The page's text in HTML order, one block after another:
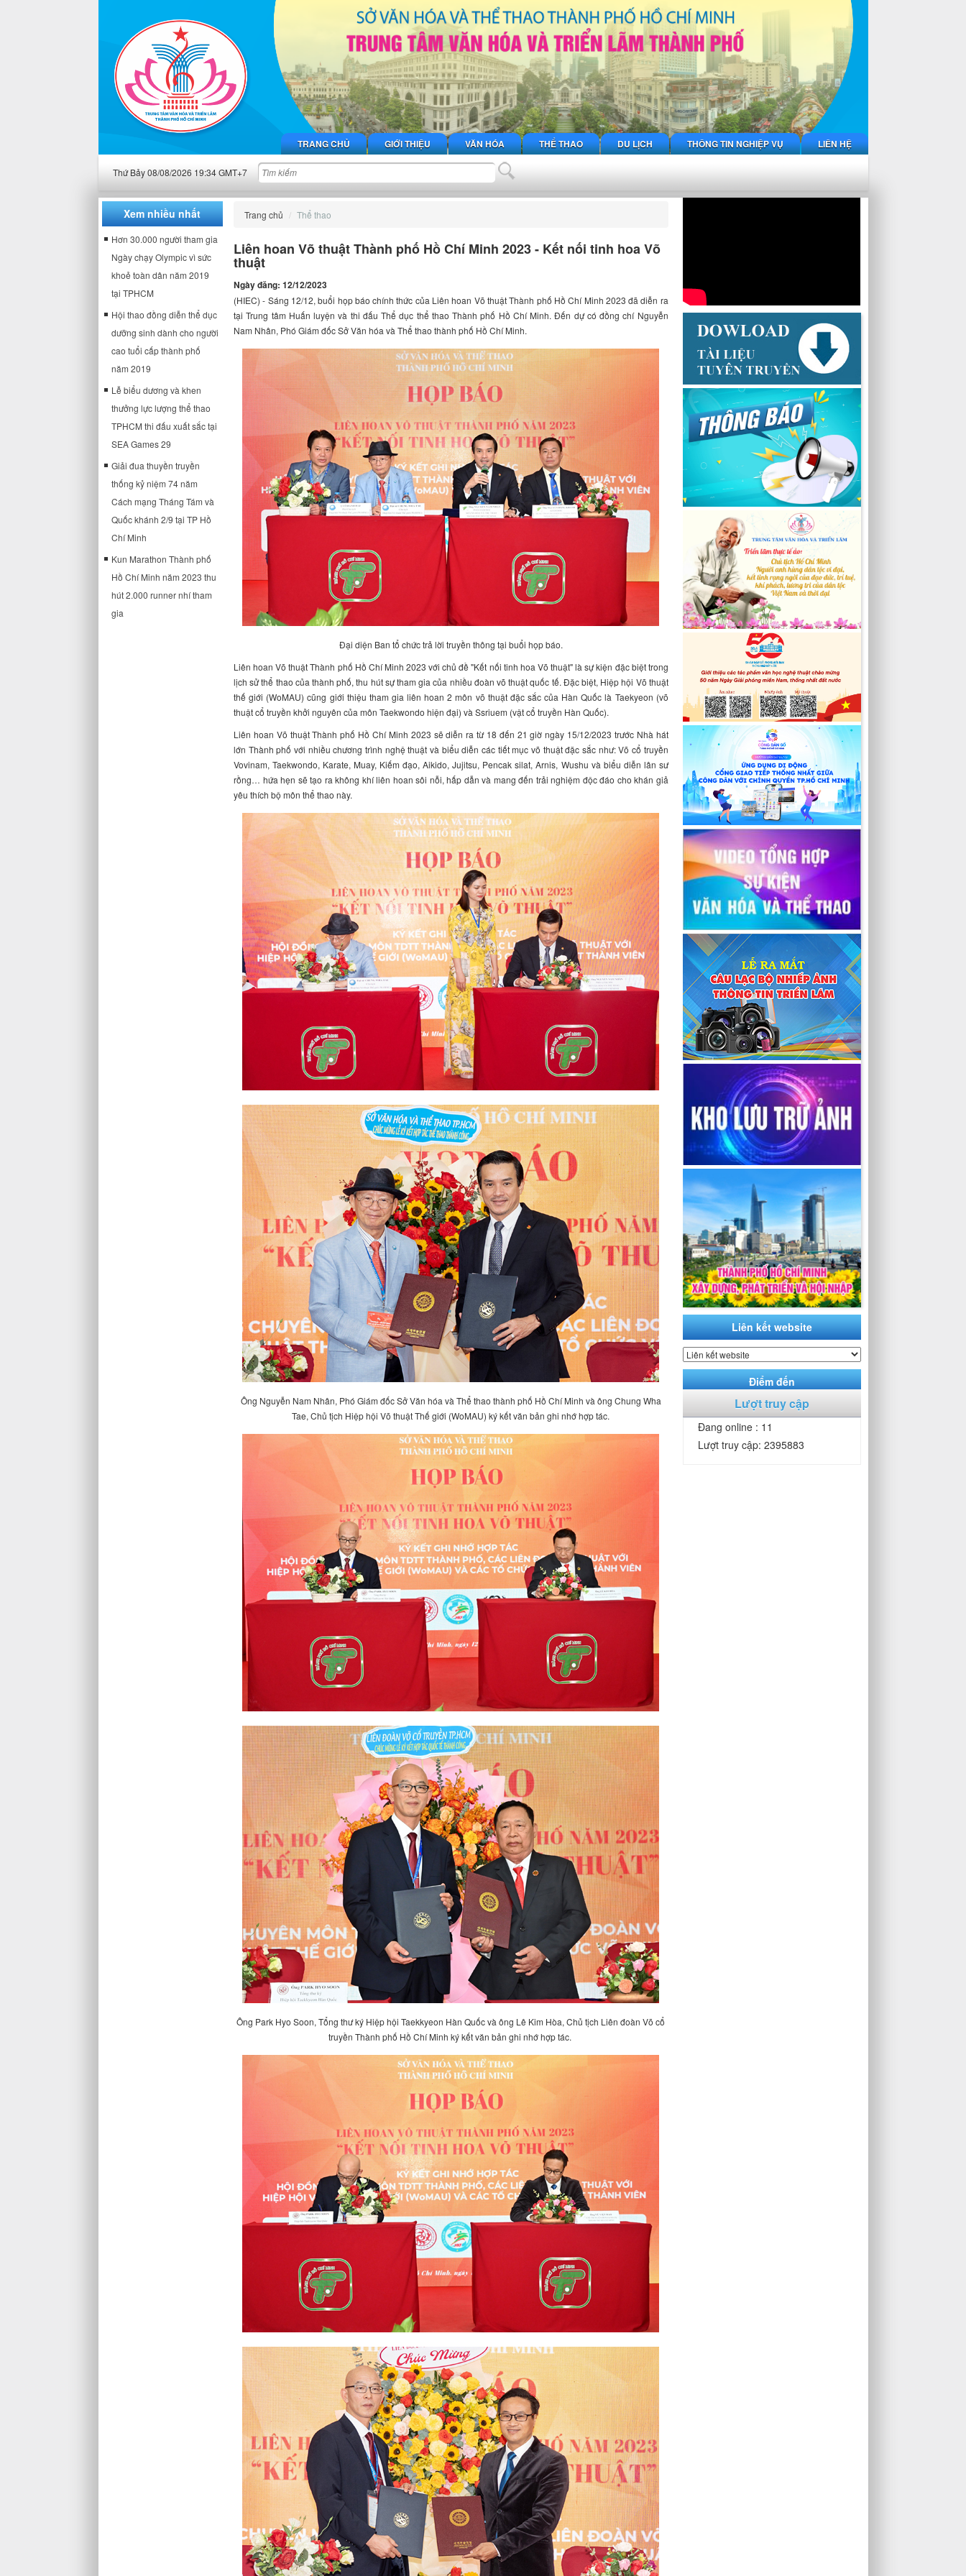
TRANG CHỦ GIỚI THIỆU VĂN HÓA THỂ THAO DU LỊCH THÔNG TIN NGHIỆP VỤ LIÊN HỆ
Thứ Bảy 08/08/2026 19:34 GMT+7
Xem nhiều nhất
Hơn 30.000 người tham gia
Ngày chạy Olympic vì sức
khoẻ toàn dân năm 2019
tại TPHCM
Hội thao đồng diễn thể dục
dưỡng sinh dành cho người
cao tuổi cấp thành phố
năm 2019
Lễ biểu dương và khen
thưởng lực lượng thể thao
TPHCM thi đấu xuất sắc tại
SEA Games 29
Giải đua thuyền truyền
thống kỷ niệm 74 năm
Cách mạng Tháng Tám và
Quốc khánh 2/9 tại TP Hồ
Chí Minh
Kun Marathon Thành phố
Hồ Chí Minh năm 2023 thu
hút 2.000 runner nhí tham
gia
Trang chủ Thể thao
Liên hoan Võ thuật Thành phố Hồ Chí Minh 2023 - Kết nối tinh hoa Võ
thuật
Ngày đăng: 12/12/2023
(HIEC) - Sáng 12/12, buổi họp báo chính thức của Liên hoan Võ thuật Thành phố Hồ Chí Minh 2023 đã diễn ra
tại Trung tâm Huấn luyện và thi đấu Thể dục thể thao Thành phố Hồ Chí Minh. Đến dự có đồng chí Nguyễn
Nam Nhân, Phó Giám đốc Sở Văn hóa và Thể thao thành phố Hồ Chí Minh.
Đại diện Ban tổ chức trả lời truyền thông tại buổi họp báo.
Liên hoan Võ thuật Thành phố Hồ Chí Minh 2023 với chủ đề "Kết nối tinh hoa Võ thuật" là sự kiện đặc biệt trong
lịch sử thể thao của thành phố, thu hút sự tham gia của nhiều đoàn võ thuật quốc tế. Đặc biệt, Hiệp hội Võ thuật
thế giới (WoMAU) cũng giới thiệu tham gia liên hoan 2 môn võ thuật đặc sắc của Hàn Quốc là Taekyeon (võ
thuật cổ truyền khởi nguyên của môn Taekwondo hiện đại) và Ssriuem (vật cổ truyền Hàn Quốc).
Liên hoan Võ thuật Thành phố Hồ Chí Minh 2023 sẽ diễn ra từ 18 đến 21 giờ ngày 15/12/2023 trước Nhà hát
lớn Thành phố với nhiều chương trình nghệ thuật và biểu diễn các tiết mục võ thuật đặc sắc như: Võ cổ truyền
Vovinam, Taekwondo, Karate, Muay, Kiếm đạo, Aikido, Jujitsu, Pencak silat, Arnis, Wushu và biểu diễn lân sư
rồng… hứa hẹn sẽ tạo ra không khí liên hoan sôi nỗi, hấp dẫn và mang đến trải nghiệm độc đáo cho khán giả
yêu thích bộ môn thể thao này.
Ông Nguyễn Nam Nhân, Phó Giám đốc Sở Văn hóa và Thể thao thành phố Hồ Chí Minh và ông Chung Wha
Tae, Chủ tịch Hiệp hội Võ thuật Thế giới (WoMAU) ký kết văn bản ghi nhớ hợp tác.
Ông Park Hyo Soon, Tổng thư ký Hiệp hội Taekkyeon Hàn Quốc và ông Lê Kim Hòa, Chủ tịch Liên đoàn Võ cổ
truyền Thành phố Hồ Chí Minh ký kết văn bản ghi nhớ hợp tác.
Liên kết website
Điểm đến
Lượt truy cập
Đang online : 11
Lượt truy cập: 2395883